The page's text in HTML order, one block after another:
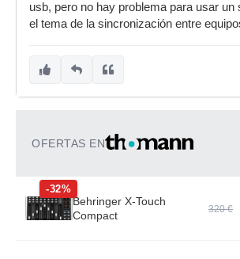
usb, pero no hay problema para usar un
el tema de la sincronización entre
OFERTAS EN
-32%
Behringer X-Touch
Compact
320 €